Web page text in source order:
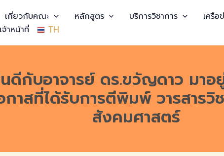
เกี่ยวกับคณะ หลักสูตร บริการวิชาการ เครือ
จ้าหน้าที่
TH
กับอาจารย์ ดร.ขวัญดาว มาอยู่
กาสที่ได้รับการตีพิมพ์ วารสารวิ
สังคมศาสตร์